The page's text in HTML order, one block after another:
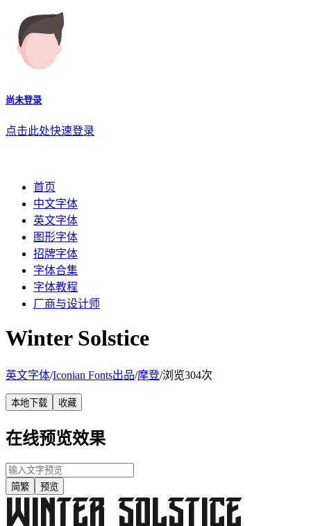
尚未登录
点击此处快速登录
首页
中文字体
英文字体
图形字体
招牌字体
字体合集
字体教程
厂商与设计师
Winter Solstice
英文字体/Iconian Fonts出品/摩登/浏览304次
本地下载 收藏
在线预览效果
简繁 预览